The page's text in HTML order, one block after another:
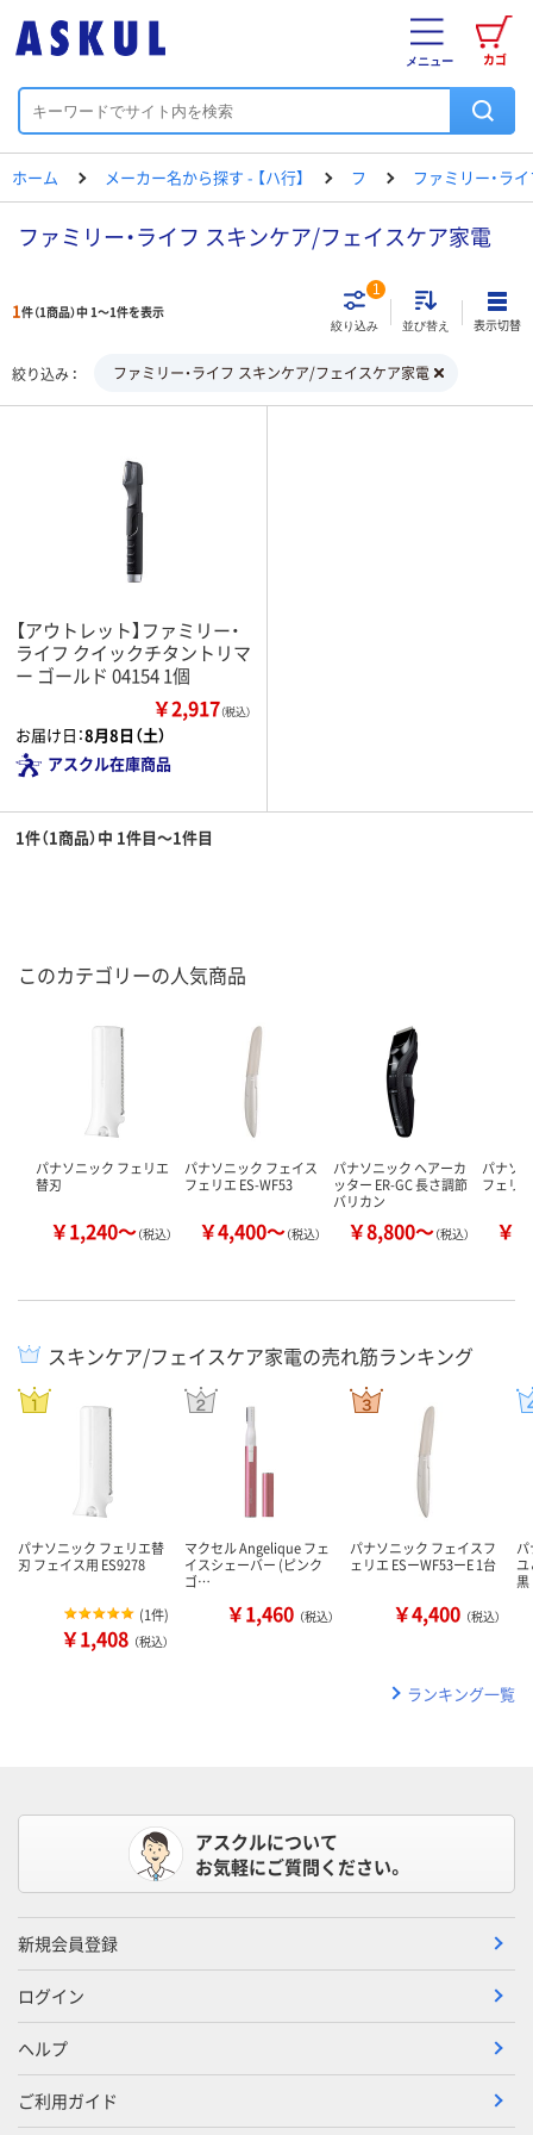
カゴ
メニュー
ホーム メーカー名から探す - 【ハ行】 フ ファミリー・ラ
ファミリー・ライフ スキンケア/フェイスケア家電
1件（1商品）中 1～1件を表示
絞り込み
1
並び替え 表示切替
絞り込み ファミリー・ライフ スキンケア/フェイスケア家電
【アウトレット】ファミリー・
ライフ クイックチタントリマ
ー ゴールド 04154 1個
￥2,917（税込）
お届け日：8月8日（土）
アスクル在庫商品
1件（1商品）中 1件目～1件目
このカテゴリーの人気商品
パナソニック フェリエ
替刃
￥1,240～（税込）
パナソニック フェイス
フェリエ ES-WF53
￥4,400～（税込）
パナソニック ヘアーカ
ッター ER-GC 長さ調節
バリカン
￥8,800～（税込）
パナソ
フェリ
￥
スキンケア/フェイスケア家電の売れ筋ランキング
パナソニック フェリエ替
刃 フェイス用 ES9278
(1件)
￥1,408 （税込）
マクセル Angelique フェ
イスシェーバー (ピンク
ゴ…
￥1,460 （税込）
パナソニック フェイスフ
ェリエ ESーWF53ーE 1台
￥4,400 （税込）
ランキング一覧
アスクルについて
お気軽にご質問ください。
新規会員登録
ログイン
ヘルプ
ご利用ガイド